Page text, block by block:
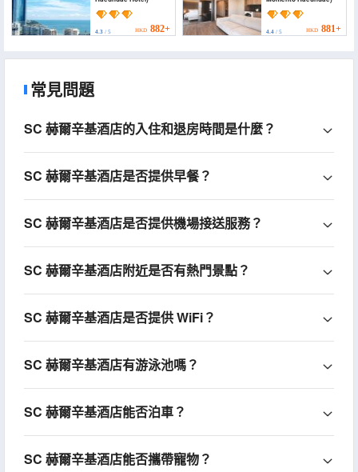
4.3 / 5 HKD 882+ 4.4/ 5 HKD 881+
常見問題
SC 赫爾辛基酒店的入住和退房時間是什麼？
SC 赫爾辛基酒店是否提供早餐？
SC 赫爾辛基酒店是否提供機場接送服務？
SC 赫爾辛基酒店附近是否有熱門景點？
SC 赫爾辛基酒店是否提供 WiFi？
SC 赫爾辛基酒店有游泳池嗎？
SC 赫爾辛基酒店能否泊車？
SC 赫爾辛基酒店能否攜帶寵物？